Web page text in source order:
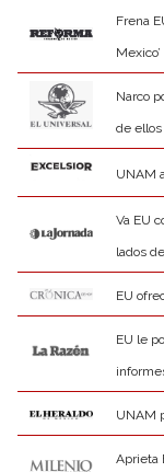
Frena
Mexico’
Narco
de ellos
UNAM
Va EU
lados
EU
EU le
UNAM
Aprieta